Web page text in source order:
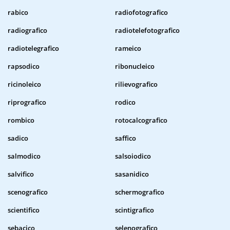
rabico
radiofotografico
radiografico
radiotelefotografico
radiotelegrafico
rameico
rapsodico
ribonucleico
ricinoleico
rilievografico
riprografico
rodico
rombico
rotocalcografico
sadico
saffico
salmodico
salsoiodico
salvifico
sasanidico
scenografico
schermografico
scientifico
scintigrafico
sebacico
selenografico